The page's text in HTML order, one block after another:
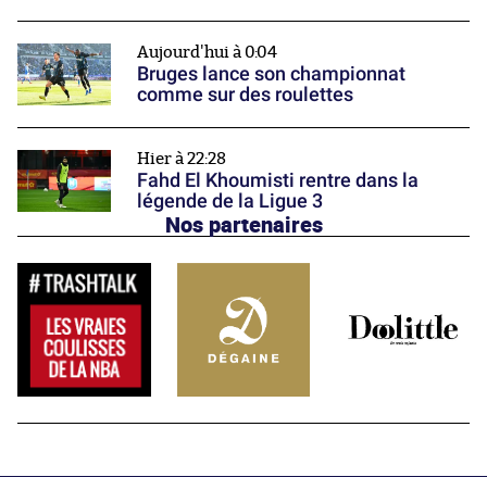
Aujourd'hui à 0:04
Bruges lance son championnat
comme sur des roulettes
Hier à 22:28
Fahd El Khoumisti rentre dans la
légende de la Ligue 3
Nos partenaires